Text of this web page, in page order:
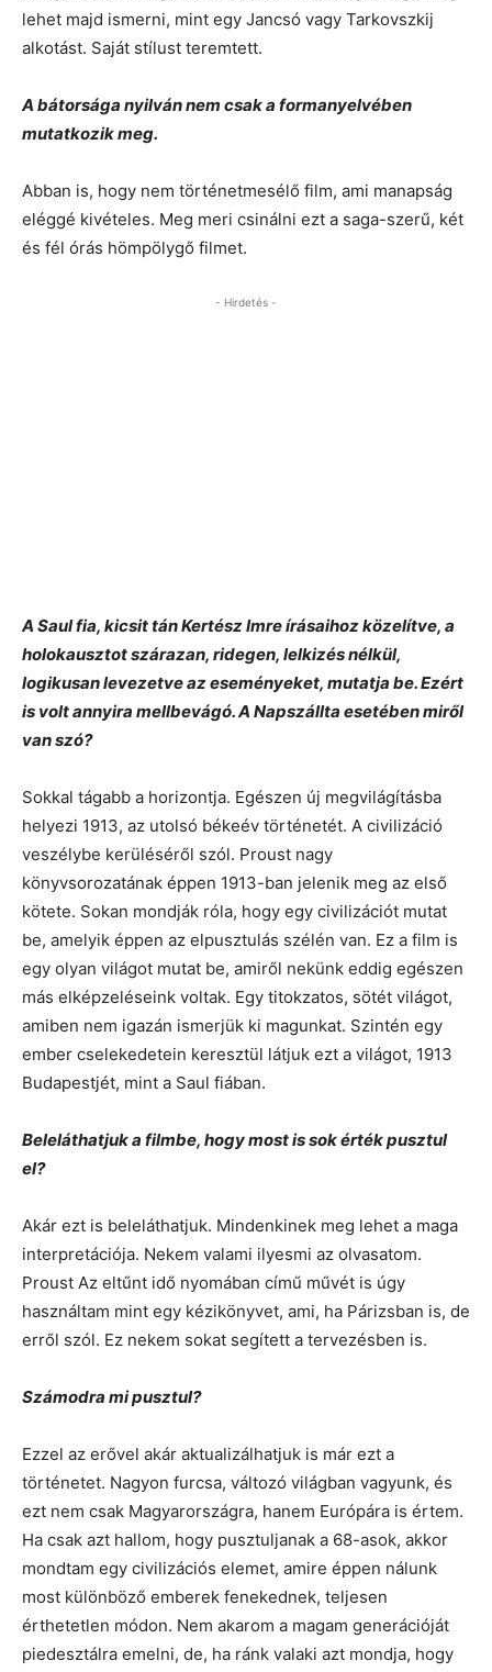
lehet majd ismerni, mint egy Jancsó vagy Tarkovszkij
alkotást. Saját stílust teremtett.
A bátorsága nyilván nem csak a formanyelvében
mutatkozik meg.
Abban is, hogy nem történetmesélő film, ami manapság
eléggé kivételes. Meg meri csinálni ezt a saga-szerű, két
és fél órás hömpölygő filmet.
- Hirdetés -
A Saul fia, kicsit tán Kertész Imre írásaihoz közelítve, a
holokausztot szárazan, ridegen, lelkizés nélkül,
logikusan levezetve az eseményeket, mutatja be. Ezért
is volt annyira mellbevágó. A Napszállta esetében miről
van szó?
Sokkal tágabb a horizontja. Egészen új megvilágításba
helyezi 1913, az utolsó békeév történetét. A civilizáció
veszélybe kerüléséről szól. Proust nagy
könyvsorozatának éppen 1913-ban jelenik meg az első
kötete. Sokan mondják róla, hogy egy civilizációt mutat
be, amelyik éppen az elpusztulás szélén van. Ez a film is
egy olyan világot mutat be, amiről nekünk eddig egészen
más elképzeléseink voltak. Egy titokzatos, sötét világot,
amiben nem igazán ismerjük ki magunkat. Szintén egy
ember cselekedetein keresztül látjuk ezt a világot, 1913
Budapestjét, mint a Saul fiában.
Beleláthatjuk a filmbe, hogy most is sok érték pusztul
el?
Akár ezt is beleláthatjuk. Mindenkinek meg lehet a maga
interpretációja. Nekem valami ilyesmi az olvasatom.
Proust Az eltűnt idő nyomában című művét is úgy
használtam mint egy kézikönyvet, ami, ha Párizsban is, de
erről szól. Ez nekem sokat segített a tervezésben is.
Számodra mi pusztul?
Ezzel az erővel akár aktualizálhatjuk is már ezt a
történetet. Nagyon furcsa, változó világban vagyunk, és
ezt nem csak Magyarországra, hanem Európára is értem.
Ha csak azt hallom, hogy pusztuljanak a 68-asok, akkor
mondtam egy civilizációs elemet, amire éppen nálunk
most különböző emberek fenekednek, teljesen
érthetetlen módon. Nem akarom a magam generációját
piedesztálra emelni, de, ha ránk valaki azt mondja, hogy